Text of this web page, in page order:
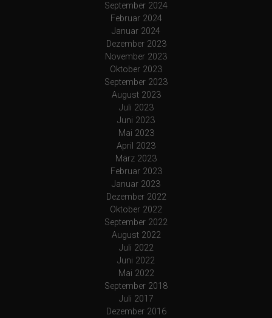
September 2024
Februar 2024
Januar 2024
Dezember 2023
November 2023
Oktober 2023
September 2023
August 2023
Juli 2023
Juni 2023
Mai 2023
April 2023
März 2023
Februar 2023
Januar 2023
Dezember 2022
Oktober 2022
September 2022
August 2022
Juli 2022
Juni 2022
Mai 2022
September 2018
Juli 2017
Dezember 2016